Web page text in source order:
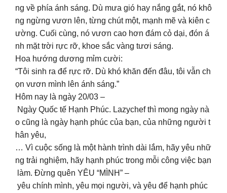
ng về phía ánh sáng. Dù mưa gió hay nắng gắt, nó khô
ng ngừng vươn lên, từng chút một, mạnh mẽ và kiên c
ường. Cuối cùng, nó vươn cao hơn đám cỏ dại, đón á
nh mặt trời rực rỡ, khoe sắc vàng tươi sáng.
Hoa hướng dương mỉm cười:
“Tôi sinh ra để rực rỡ. Dù khó khăn đến đâu, tôi vẫn ch
ọn vươn mình lên ánh sáng.”
Hôm nay là ngày 20/03 –
Ngày Quốc tế Hạnh Phúc. Lazychef thì mong ngày nà
o cũng là ngày hạnh phúc của bạn, của những người t
hân yêu,
… Vì cuộc sống là một hành trình dài lắm, hãy yêu nhữ
ng trải nghiệm, hãy hạnh phúc trong mỗi công việc bạn
làm. Đừng quên YÊU “MÌNH” –
yêu chính mình, yêu mọi người, và yêu để hạnh phúc